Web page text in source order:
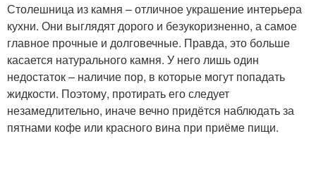
Столешница из камня – отличное украшение интерьера
кухни. Они выглядят дорого и безукоризненно, а самое
главное прочные и долговечные. Правда, это больше
касается натурального камня. У него лишь один
недостаток – наличие пор, в которые могут попадать
жидкости. Поэтому, протирать его следует
незамедлительно, иначе вечно придётся наблюдать за
пятнами кофе или красного вина при приёме пищи.